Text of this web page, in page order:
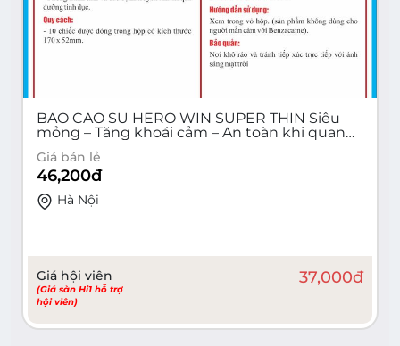
BAO CAO SU HERO WIN SUPER THIN Siêu
mỏng – Tăng khoái cảm – An toàn khi quan
hệ (Hộp 10 cái)
Giá bán lẻ
46,200đ
Hà Nội
Giá hội viên
(Giá sàn Hi1 hỗ trợ
hội viên)
37,000đ